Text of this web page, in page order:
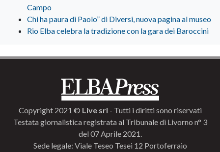
Campo
Chi ha paura di Paolo” di Diversi, nuova pagina al museo
Rio Elba celebra la tradizione con la gara dei Baroccini
Copyright 2021 © Live srl - Tutti i diritti sono riservati
Testata giornalistica registrata al Tribunale di Livorno n° 3
del 07 Aprile 2021.
Sede legale: Viale Teseo Tesei 12 Portoferraio